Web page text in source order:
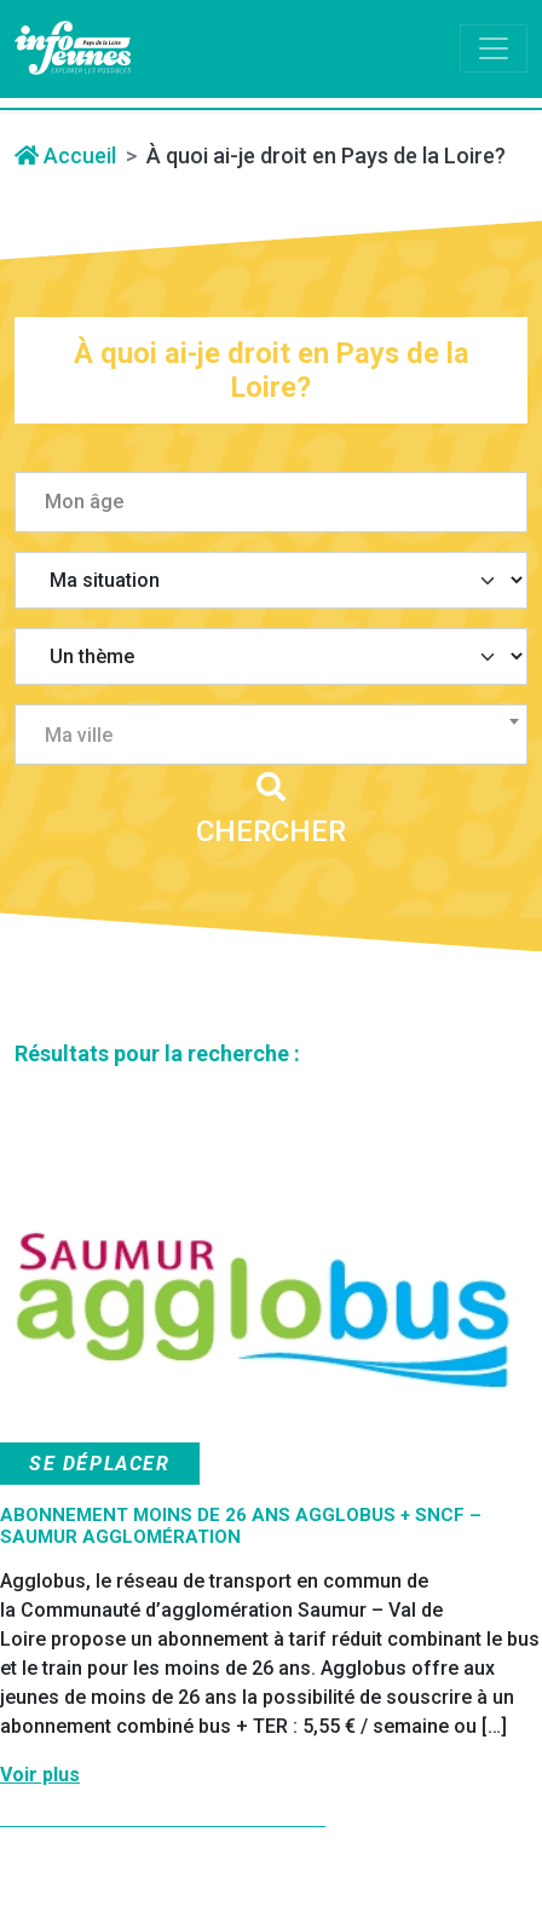
Accueil À quoi ai-je droit en Pays de la Loire?
À quoi ai-je droit en Pays de la
Loire?
Ma ville
CHERCHER
Résultats pour la recherche :
SE DÉPLACER
ABONNEMENT MOINS DE 26 ANS AGGLOBUS + SNCF –
SAUMUR AGGLOMÉRATION
Agglobus, le réseau de transport en commun de
la Communauté d’agglomération Saumur – Val de
Loire propose un abonnement à tarif réduit combinant le bus
et le train pour les moins de 26 ans. Agglobus offre aux
jeunes de moins de 26 ans la possibilité de souscrire à un
abonnement combiné bus + TER : 5,55 € / semaine ou […]
Voir plus